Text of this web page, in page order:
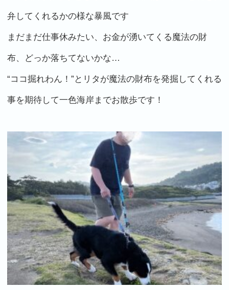
弁してくれるかの様な暴風です
まだまだ仕事休みたい、お金が湧いてくる魔法の財
布、どっか落ちてないかな…
“ココ掘れわん！”とリタが魔法の財布を発掘してくれる
事を期待して一色海岸までお散歩です！